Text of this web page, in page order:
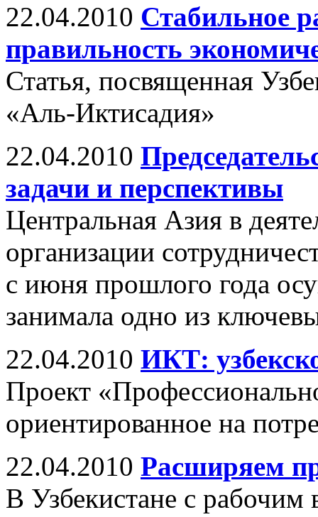
22.04.2010 Стабильное
правильность
Статья, посвященная
«Aль-Иктисадия»
22.04.2010
задачи и перспективы
Центральная Азия в
организации
с июня прошлого года
занимала одно из
22.04.2010 ИКТ:
Проект
ориентированное на
22.04.2010 Расширяем
В Узбекистане с рабочим